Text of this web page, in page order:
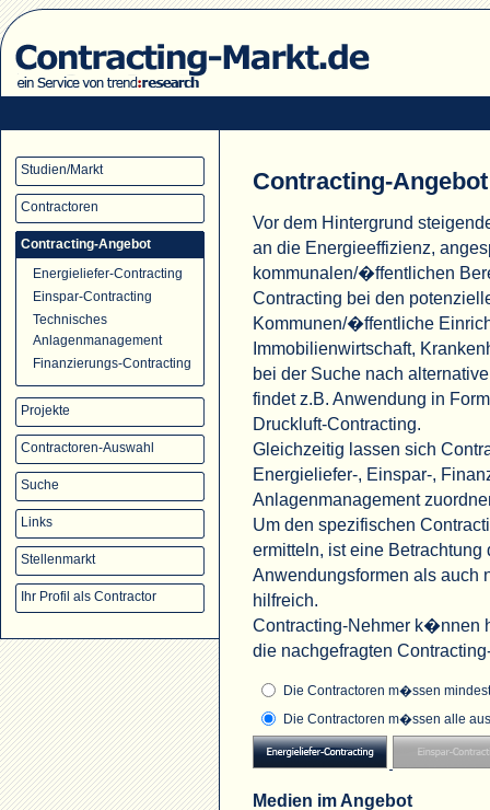
Studien/Markt
Contractoren
Contracting-Angebot
Energieliefer-Contracting
Einspar-Contracting
Technisches
Anlagenmanagement
Finanzierungs-Contracting
Projekte
Contractoren-Auswahl
Suche
Links
Stellenmarkt
Ihr Profil als Contractor
Contracting-Angebot
Vor dem Hintergrund
an die Energieeffizienz,
kommunalen/�ffentlichen
Contracting bei den
Kommunen/�ffentliche
Immobilienwirtschaft,
bei der Suche nach
findet z.B. Anwendung in
Druckluft-Contracting.
Gleichzeitig lassen sich
Energieliefer-, Einspar-,
Anlagenmanagement
Um den spezifischen
ermitteln, ist eine
Anwendungsformen als auch
hilfreich.
Contracting-Nehmer k�nnen
die nachgefragten
Die Contractoren m�ssen
Die Contractoren m�ssen alle
Medien im Angebot